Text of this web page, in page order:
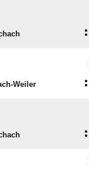
:
Weiler :
: